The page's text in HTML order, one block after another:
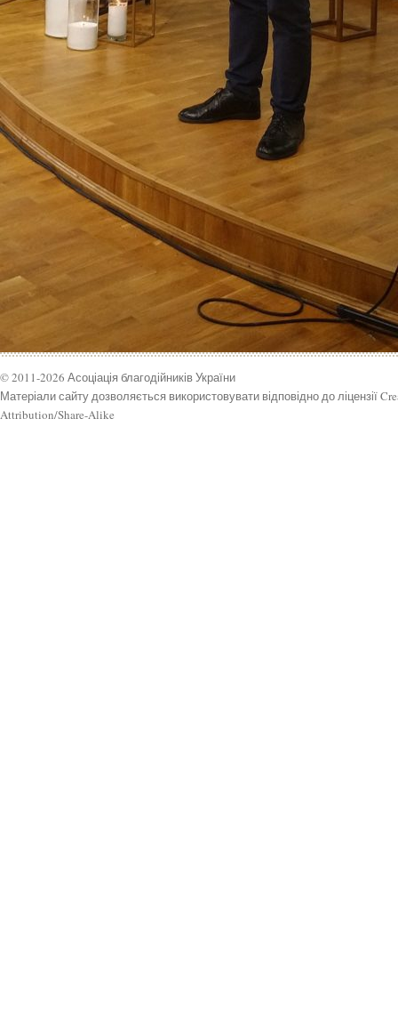
© 2011-2026 Асоціація благодійників України
Матеріали сайту дозволяється використовувати відповідно до ліцензії
Attribution/Share-Alike